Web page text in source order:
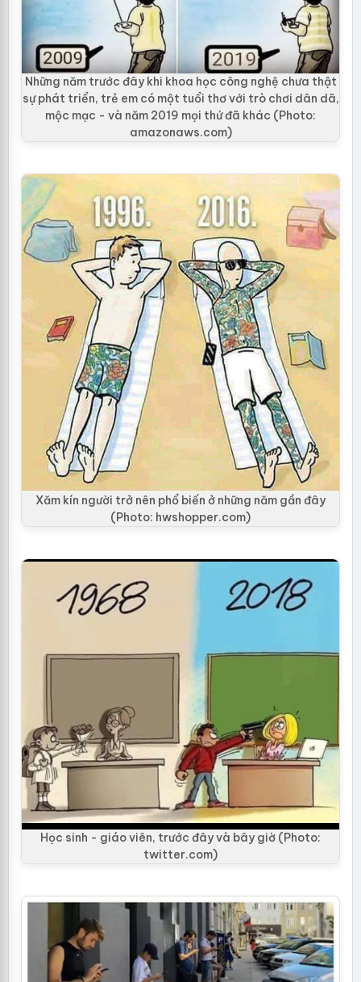
Những năm trước đây khi khoa học công nghệ chưa thật
sự phát triển, trẻ em có một tuổi thơ với trò chơi dân dã,
mộc mạc - và năm 2019 mọi thứ đã khác (Photo:
amazonaws.com)
Xăm kín người trở nên phổ biến ở những năm gần đây
(Photo: hwshopper.com)
Học sinh - giáo viên, trước đây và bây giờ (Photo:
twitter.com)